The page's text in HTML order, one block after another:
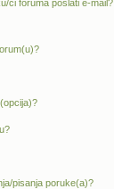
ci foruma poslati e-mail?
pisanja poruke(a)?